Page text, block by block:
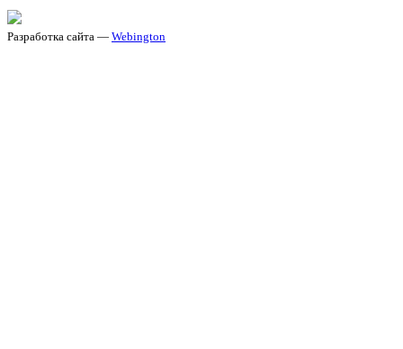
Разработка сайта — Webington